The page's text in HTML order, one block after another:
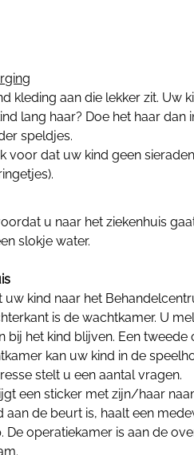
kleding aan die lekker zit. Uw
lang haar? Doe het haar dan
speldjes.
voor dat uw kind geen
u naar het ziekenhuis
slokje water.
uw kind naar het
is de wachtkamer. U
bij het kind blijven. Een
kan uw kind in de
stelt u een aantal vragen.
een sticker met zijn/haar
aan de beurt is, haalt een
De operatiekamer is aan de